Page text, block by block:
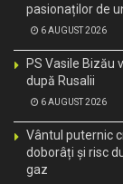
pasionaților de
6 AUGUST 2026
PS Vasile Bizău
după Rusalii
6 AUGUST 2026
Vântul puternic
doborâți și risc
gaz